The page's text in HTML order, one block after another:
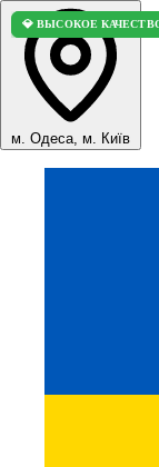
м. Одеса, м. Київ
💎 ВЫСОКОЕ
💎 ВЫСОКОЕ